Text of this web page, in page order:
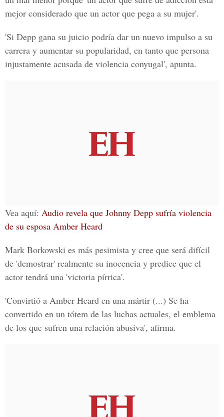
mejor considerado que un actor que pega a su mujer'.
'Si Depp gana su juicio podría dar un nuevo impulso a su
carrera y aumentar su popularidad, en tanto que persona
injustamente acusada de violencia conyugal', apunta.
Vea aquí: Audio revela que Johnny Depp sufría violencia
de su esposa Amber Heard
Mark Borkowski es más pesimista y cree que será difícil
de 'demostrar' realmente su inocencia y predice que el
actor tendrá una 'victoria pírrica'.
'Convirtió a Amber Heard en una mártir (...) Se ha
convertido en un tótem de las luchas actuales, el emblema
de los que sufren una relación abusiva', afirma.